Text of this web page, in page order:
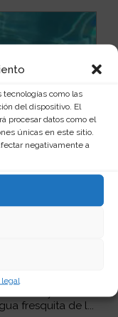
como las
del dispositivo. El
procesar datos como el
únicas en este sitio.
negativamente a
para
fresquita de l...